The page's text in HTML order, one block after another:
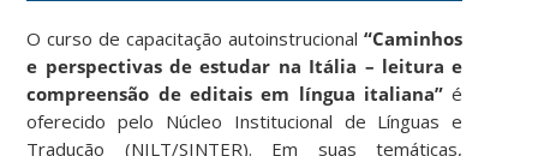
O curso de capacitação autoinstrucional“Caminhos
e perspectivas de estudar na Itália – leitura e
compreensão de editais em língua italiana”é
oferecido pelo Núcleo Institucional de Línguas e
Tradução (NILT/SINTER). Em suas temáticas,